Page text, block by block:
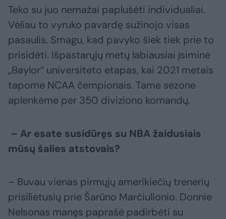
Teko su juo nemažai paplušėti individualiai.
Vėliau to vyruko pavardę sužinojo visas
pasaulis. Smagu, kad pavyko šiek tiek prie to
prisidėti. Išpastarųjų metų labiausiai įsiminė
„Baylor“ universiteto etapas, kai 2021 metais
tapome NCAA čempionais. Tame sezone
aplenkėme per 350 diviziono komandų.
– Ar esate susidūręs su NBA žaidusiais
mūsų šalies atstovais?
– Buvau vienas pirmųjų amerikiečių trenerių
prisilietusių prie Šarūno Marčiulionio. Donnie
Nelsonas manęs paprašė padirbėti su